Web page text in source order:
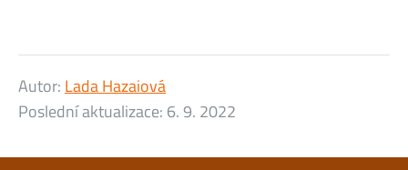
Autor: Lada Hazaiová
Poslední aktualizace: 6. 9. 2022